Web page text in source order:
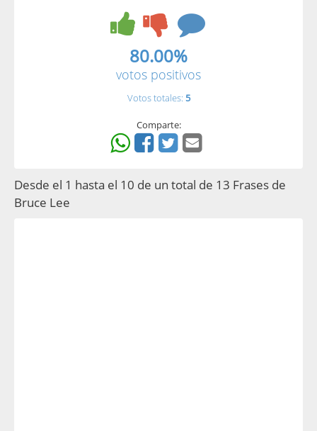
80.00%
votos positivos
Votos totales: 5
Comparte:
Desde el 1 hasta el 10 de un total de 13 Frases de
Bruce Lee